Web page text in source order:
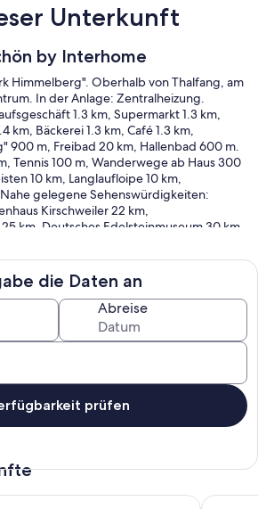
Unterkunft
by Interhome
Himmelberg". Oberhalb von Thalfang, am
In der Anlage: Zentralheizung.
1.3 km, Supermarkt 1.3 km,
km, Bäckerei 1.3 km, Café 1.3 km,
900 m, Freibad 20 km, Hallenbad 600 m.
Tennis 100 m, Wanderwege ab Haus 300
10 km, Langlaufloipe 10 km,
Nahe gelegene Sehenswürdigkeiten:
Kirschweiler 22 km,
km, Deutsches Edelsteinmuseum 30 km,
Fahrzeug empfohlen. Be- und
Der Ferienpark, mit Blick auf den
zweigeschossigen Häusern im
Bungalows und Landhäusern (alle mit
Zimmer-Haus 70 m2, im Erdgeschoss.
eingerichtet: Wohn-/Esszimmer 25 m2
CD und DVD. 2 Zimmer 9 m2, jedes
cm, Länge 200 cm). Offene Küche 6 m2 (4
Mikrowelle, Tiefkühler,
Dusche/WC. G-Heizung. Kleine
Internet (WLAN, gratis). Parkplatz.
die Daten an
Abreise
prüfen